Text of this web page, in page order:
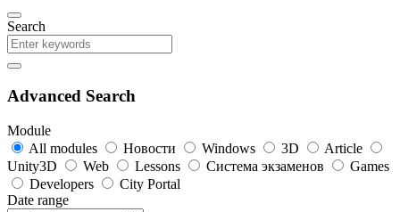
Search
Advanced Search
Module
All modules
Новости Windows 3D
Article
Unity3D
Web Lessons Система экзаменов
Games
Developers
City Portal
Date range